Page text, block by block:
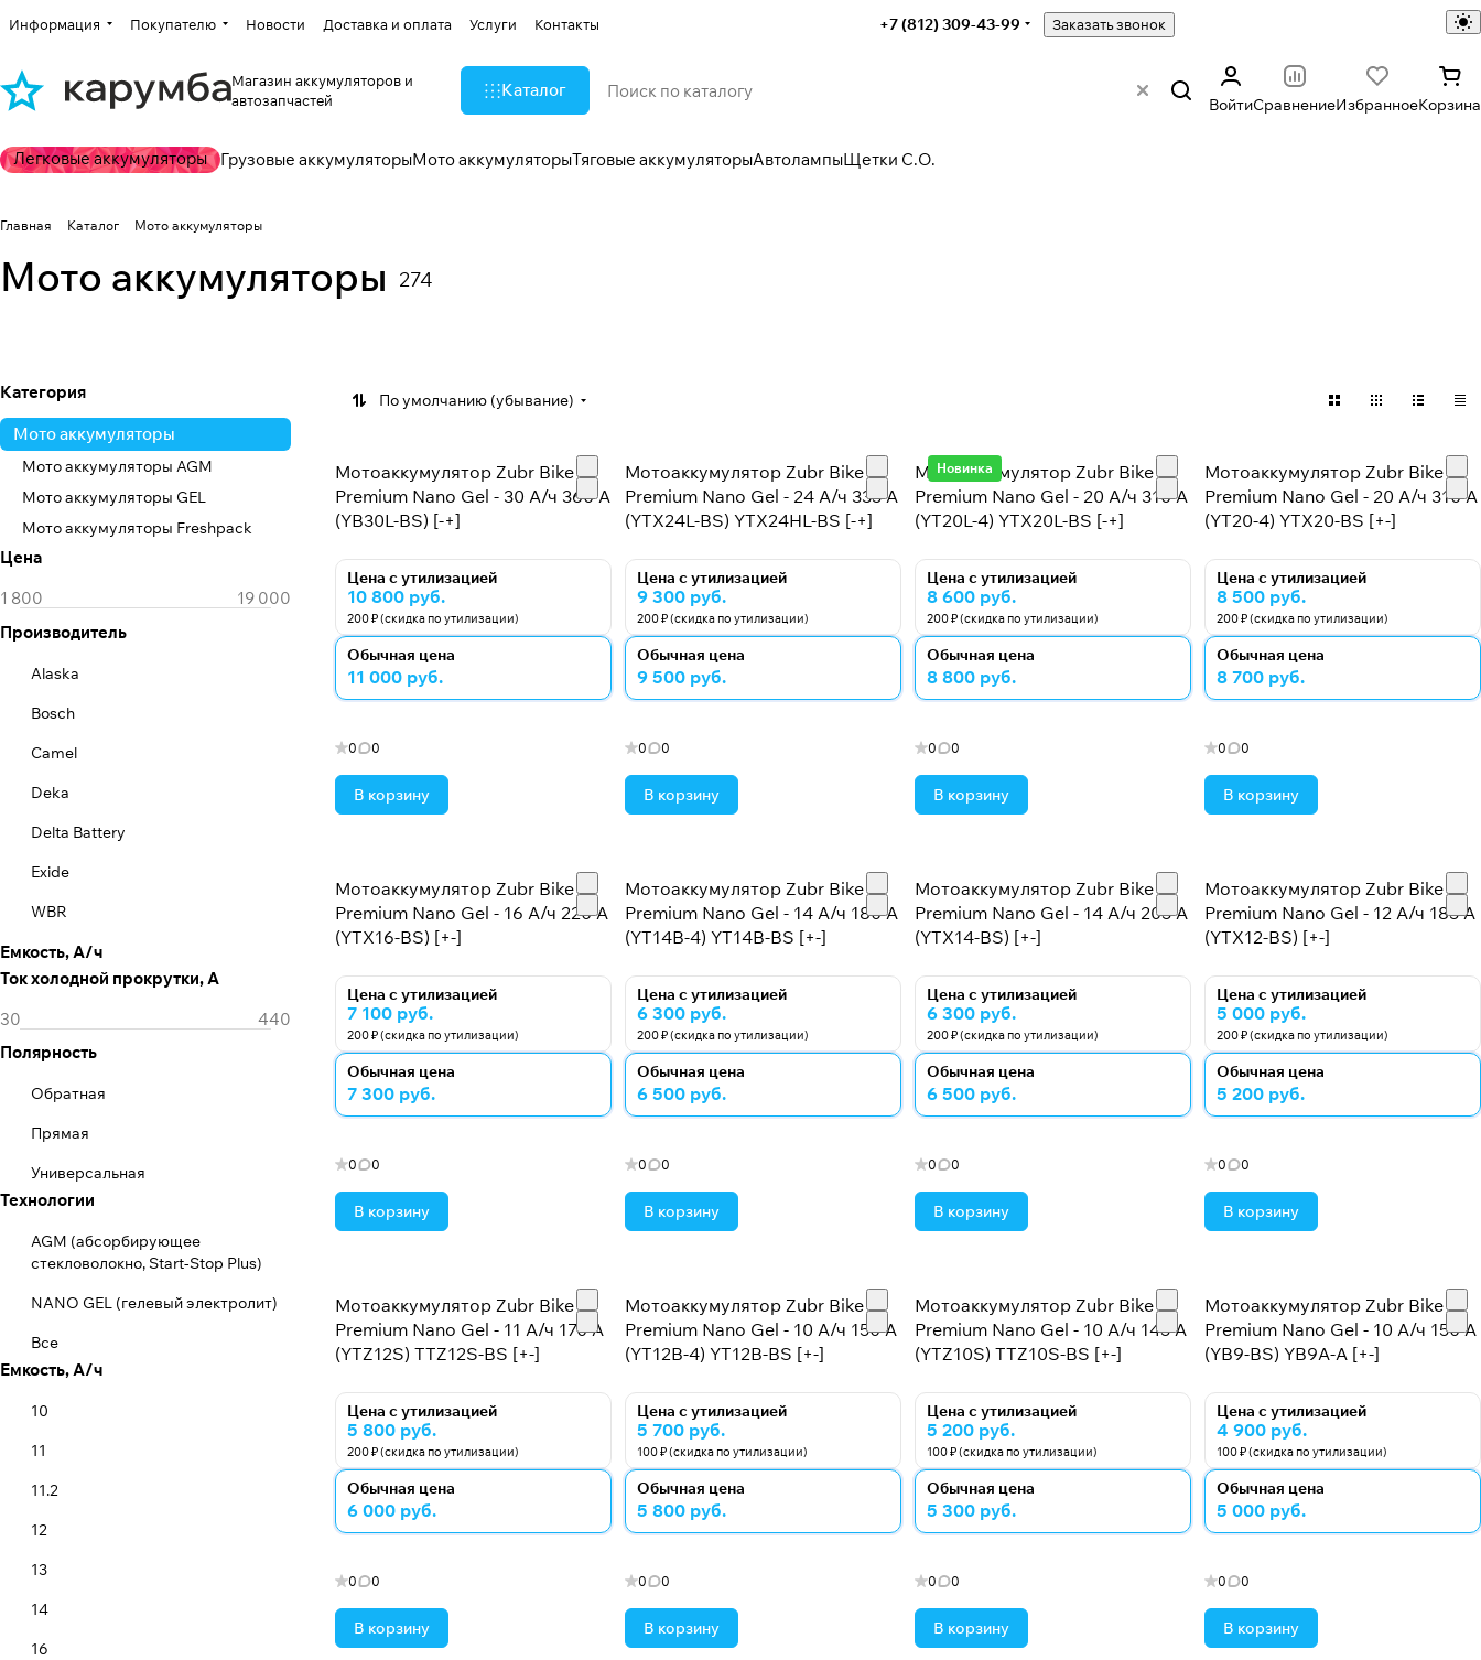
Информация Покупателю Новости Доставка и оплата Услуги Контакты +7 (812) 309-43-99 Заказать звонок
Магазин аккумуляторов и
автозапчастей
Каталог
ВойтиСравнениеИзбранноеКорзина
Легковые аккумуляторы Грузовые аккумуляторыМото аккумуляторыТяговые аккумуляторыАвтолампыЩетки С.О.
Главная Каталог Мото аккумуляторы
Мото аккумуляторы 274
Мото аккумуляторы AGM Мото аккумуляторы GEL
По умолчанию (убывание)
Мотоаккумулятор Zubr Bike
Premium Nano Gel - 30 А/ч 360 А
(YB30L-BS) [-+]
Цена с утилизацией
10 800 руб.
200 ₽ (скидка по утилизации)
Обычная цена
11 000 руб.
0 0
В корзину
Мотоаккумулятор Zubr Bike
Premium Nano Gel - 24 А/ч 335 А
(YTX24L-BS) YTX24HL-BS [-+]
Цена с утилизацией
9 300 руб.
200 ₽ (скидка по утилизации)
Обычная цена
9 500 руб.
0 0
В корзину
Новинка
Мотоаккумулятор Zubr Bike
Premium Nano Gel - 20 А/ч 310 А
(YT20L-4) YTX20L-BS [-+]
Цена с утилизацией
8 600 руб.
200 ₽ (скидка по утилизации)
Обычная цена
8 800 руб.
0 0
В корзину
Мотоаккумулятор Zubr Bike
Premium Nano Gel - 20 А/ч 310 А
(YT20-4) YTX20-BS [+-]
Цена с утилизацией
8 500 руб.
200 ₽ (скидка по утилизации)
Обычная цена
8 700 руб.
0 0
В корзину
Мотоаккумулятор Zubr Bike
Premium Nano Gel - 16 А/ч 220 А
(YTX16-BS) [+-]
Цена с утилизацией
7 100 руб.
200 ₽ (скидка по утилизации)
Обычная цена
7 300 руб.
0 0
В корзину
Мотоаккумулятор Zubr Bike
Premium Nano Gel - 14 А/ч 180 А
(YT14B-4) YT14B-BS [+-]
Цена с утилизацией
6 300 руб.
200 ₽ (скидка по утилизации)
Обычная цена
6 500 руб.
0 0
В корзину
Мотоаккумулятор Zubr Bike
Premium Nano Gel - 14 А/ч 205 А
(YTX14-BS) [+-]
Цена с утилизацией
6 300 руб.
200 ₽ (скидка по утилизации)
Обычная цена
6 500 руб.
0 0
В корзину
Мотоаккумулятор Zubr Bike
Premium Nano Gel - 12 А/ч 185 А
(YTX12-BS) [+-]
Цена с утилизацией
5 000 руб.
200 ₽ (скидка по утилизации)
Обычная цена
5 200 руб.
0 0
В корзину
Мотоаккумулятор Zubr Bike
Premium Nano Gel - 11 А/ч 170 А
(YTZ12S) TTZ12S-BS [+-]
Цена с утилизацией
5 800 руб.
200 ₽ (скидка по утилизации)
Обычная цена
6 000 руб.
0 0
В корзину
Мотоаккумулятор Zubr Bike
Premium Nano Gel - 10 А/ч 150 А
(YT12B-4) YT12B-BS [+-]
Цена с утилизацией
5 700 руб.
100 ₽ (скидка по утилизации)
Обычная цена
5 800 руб.
0 0
В корзину
Мотоаккумулятор Zubr Bike
Premium Nano Gel - 10 А/ч 145 А
(YTZ10S) TTZ10S-BS [+-]
Цена с утилизацией
5 200 руб.
100 ₽ (скидка по утилизации)
Обычная цена
5 300 руб.
0 0
В корзину
Мотоаккумулятор Zubr Bike
Premium Nano Gel - 10 А/ч 150 А
(YB9-BS) YB9A-A [+-]
Цена с утилизацией
4 900 руб.
100 ₽ (скидка по утилизации)
Обычная цена
5 000 руб.
0 0
В корзину
Категория
Мото аккумуляторы
Мото аккумуляторы AGM
Мото аккумуляторы GEL
Мото аккумуляторы Freshpack
Цена
Производитель
Alaska
Bosch
Camel
Deka
Delta Battery
Exide
WBR
Zubr
Иркут
Varta
Емкость, А/ч
Ток холодной прокрутки, А
Полярность
Обратная
Прямая
Универсальная
Технологии
AGM (абсорбирующее
стекловолокно, Start-Stop Plus)
NANO GEL (гелевый электролит)
Все
Емкость, А/ч
10
11
11.2
12
13
14
16